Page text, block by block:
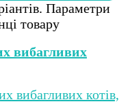
Параметри
товару
вибагливих